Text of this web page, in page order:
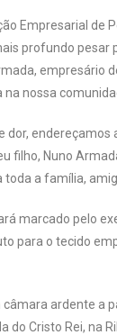
Empresarial de
profundo pesar
empresário
nossa
dor, endereçamos
filho, Nuno
toda a família,
marcado pelo
para o tecido
ardente a
do Cristo Rei, na